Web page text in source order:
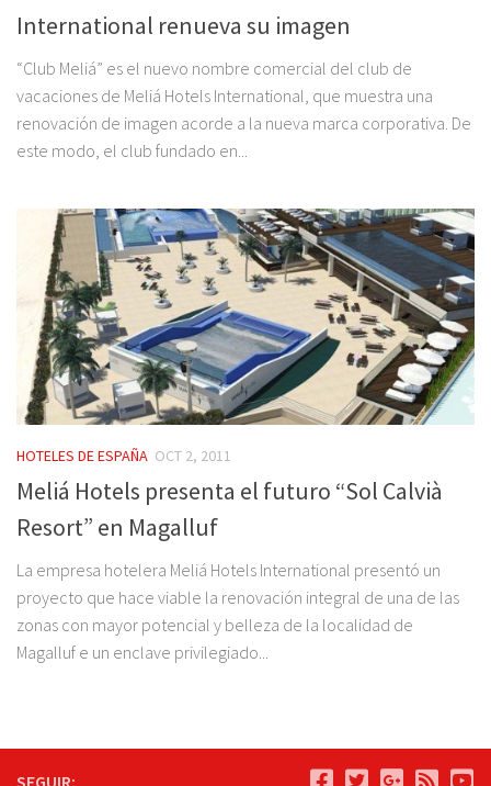
International renueva su imagen
“Club Meliá” es el nuevo nombre comercial del club de
vacaciones de Meliá Hotels International, que muestra una
renovación de imagen acorde a la nueva marca corporativa. De
este modo, el club fundado en...
HOTELES DE ESPAÑA OCT 2, 2011
Meliá Hotels presenta el futuro “Sol Calvià
Resort” en Magalluf
La empresa hotelera Meliá Hotels International presentó un
proyecto que hace viable la renovación integral de una de las
zonas con mayor potencial y belleza de la localidad de
Magalluf e un enclave privilegiado...